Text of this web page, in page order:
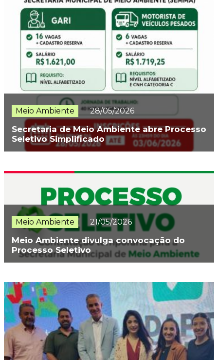
Meio Ambiente 28/05/2026
Secretaria de Meio Ambiente abre Processo
Seletivo Simplificado
Meio Ambiente 21/05/2026
Meio Ambiente divulga convocação do
Processo Seletivo